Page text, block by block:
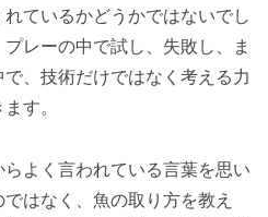
ているかどうかではないでし
レーの中で試し、失敗し、ま
、技術だけではなく考える力
す。
よく言われている言葉を思い
はなく、魚の取り方を教え